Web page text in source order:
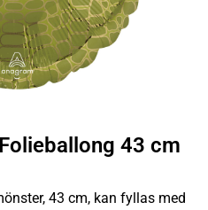
43 cm
43 cm, kan fyllas med